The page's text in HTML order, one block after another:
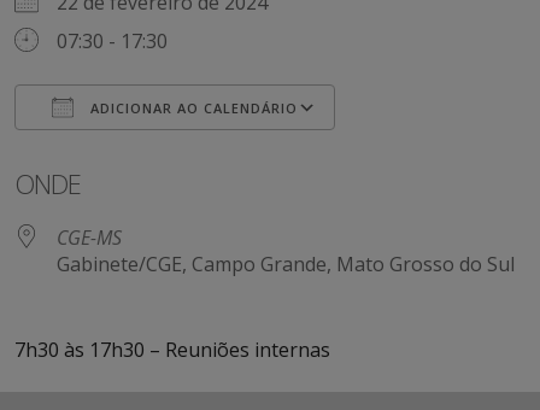
07:30 - 17:30
ADICIONAR AO CALENDÁRIO
ONDE
CGE-MS
Gabinete/CGE, Campo Grande, Mato Grosso do Sul
7h30 às 17h30 – Reuniões internas